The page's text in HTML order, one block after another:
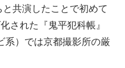
と共演したことで初めて
された『鬼平犯科帳』
系）では京都撮影所の厳